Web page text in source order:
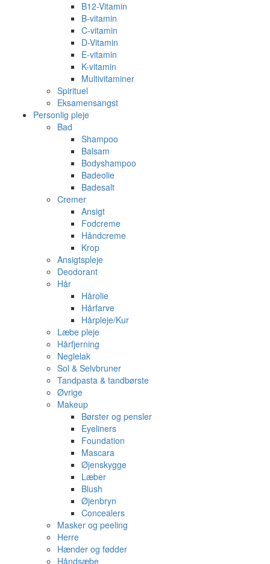
B12-Vitamin
B-vitamin
C-vitamin
D-Vitamin
E-vitamin
K-vitamin
Multivitaminer
Spirituel
Eksamensangst
Personlig pleje
Bad
Shampoo
Balsam
Bodyshampoo
Badeolie
Badesalt
Cremer
Ansigt
Fodcreme
Håndcreme
Krop
Ansigtspleje
Deodorant
Hår
Hårolie
Hårfarve
Hårpleje/Kur
Læbe pleje
Hårfjerning
Neglelak
Sol & Selvbruner
Tandpasta & tandbørste
Øvrige
Makeup
Børster og pensler
Eyeliners
Foundation
Mascara
Øjenskygge
Læber
Blush
Øjenbryn
Concealers
Masker og peeling
Herre
Hænder og fødder
Håndsæbe